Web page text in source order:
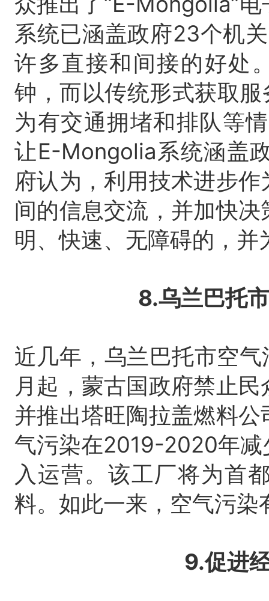
系统已涵盖政府23个机
许多直接和间接的好处
钟，而以传统形式获取
为有交通拥堵和排队等
让E-Mongolia系统涵盖
府认为，利用技术进步
间的信息交流，并加快
明、快速、无障碍的，并
8.乌兰巴托
近几年，乌兰巴托市空
月起，蒙古国政府禁止
并推出塔旺陶拉盖燃料
气污染在2019-2020年减
入运营。 该工厂将为首
料。 如此一来，空气污染
9.促进